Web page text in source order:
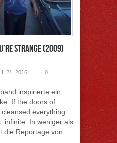
Strange (2009)
21, 2016
0
inspirierte ein
If the doors of
everything
infinite. In weniger als
die Reportage von